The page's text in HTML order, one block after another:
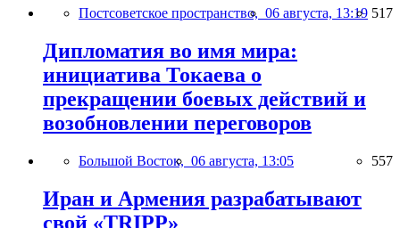
Постсоветское пространство, 06 августа, 13:19 517
Дипломатия во имя мира:
инициатива Токаева о
прекращении боевых действий и
возобновлении переговоров
Большой Восток, 06 августа, 13:05 557
Иран и Армения разрабатывают
свой «TRIPP»